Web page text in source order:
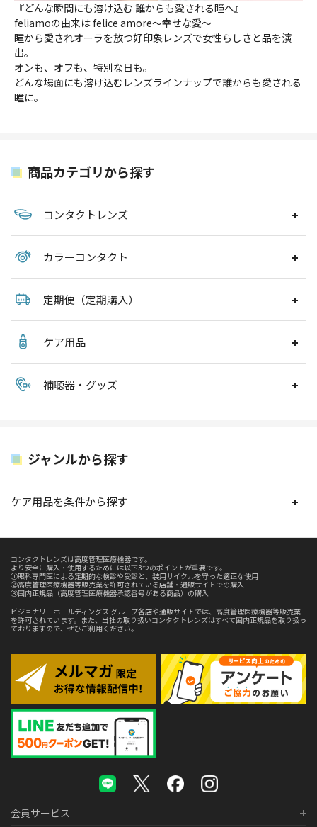
『どんな瞬間にも溶け込む 誰からも愛される瞳へ』
feliamoの由来は felice amore～幸せな愛～
瞳から愛されオーラを放つ好印象レンズで女性らしさと品を演
出。
オンも、オフも、特別な日も。
どんな場面にも溶け込むレンズラインナップで誰からも愛される
瞳に。
商品カテゴリから探す
コンタクトレンズ
カラーコンタクト
定期便（定期購入）
ケア用品
補聴器・グッズ
ジャンルから探す
ケア用品を条件から探す
コンタクトレンズは高度管理医療機器です。
より安全に購入・使用するためには以下3つのポイントが重要です。
①眼科専門医による定期的な検診や受診と、装用サイクルを守った適正な使用
②高度管理医療機器等販売業を許可されている店舗・通販サイトでの購入
③国内正規品（高度管理医療機器承認番号がある商品）の購入
ビジョナリーホールディングス グループ各店や通販サイトでは、高度管理医療機器等販売業
を許可されています。また、当社の取り扱いコンタクトレンズはすべて国内正規品を取り扱っ
ておりますので、ぜひご利用ください。
会員サービス